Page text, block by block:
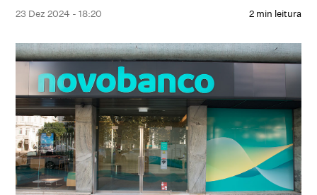
23 Dez 2024 - 18:20 2 min leitura